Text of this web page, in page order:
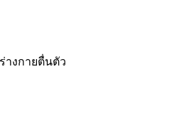
างกายตื่นตัว